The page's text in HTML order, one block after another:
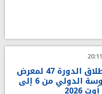
انطلاق الدورة 47 لمعرض
سوسة الدولي من 6 إلى